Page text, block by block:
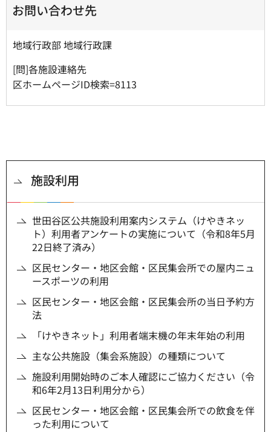
お問い合わせ先
地域行政部 地域行政課
[問]各施設連絡先
区ホームページID検索=8113
施設利用
世田谷区公共施設利用案内システム（けやきネッ
ト）利用者アンケートの実施について（令和8年5月
22日終了済み）
区民センター・地区会館・区民集会所での屋内ニュ
ースポーツの利用
区民センター・地区会館・区民集会所の当日予約方
法
「けやきネット」利用者端末機の年末年始の利用
主な公共施設（集会系施設）の種類について
施設利用開始時のご本人確認にご協力ください（令
和6年2月13日利用分から）
区民センター・地区会館・区民集会所での飲食を伴
った利用について